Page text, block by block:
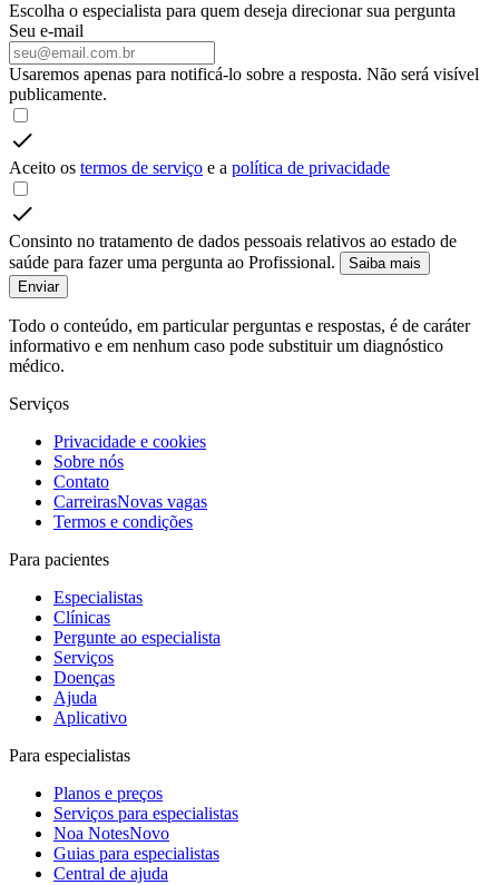
Escolha o especialista para quem deseja direcionar sua pergunta
Seu e-mail
Usaremos apenas para notificá-lo sobre a resposta. Não será visível
publicamente.
Aceito os termos de serviço e a política de privacidade
Consinto no tratamento de dados pessoais relativos ao estado de
saúde para fazer uma pergunta ao Profissional.
Saiba mais
Enviar
Todo o conteúdo, em particular perguntas e respostas, é de caráter
informativo e em nenhum caso pode substituir um diagnóstico
médico.
Serviços
Privacidade e cookies
Sobre nós
Contato
CarreirasNovas vagas
Termos e condições
Para pacientes
Especialistas
Clínicas
Pergunte ao especialista
Serviços
Doenças
Ajuda
Aplicativo
Para especialistas
Planos e preços
Serviços para especialistas
Noa NotesNovo
Guias para especialistas
Central de ajuda